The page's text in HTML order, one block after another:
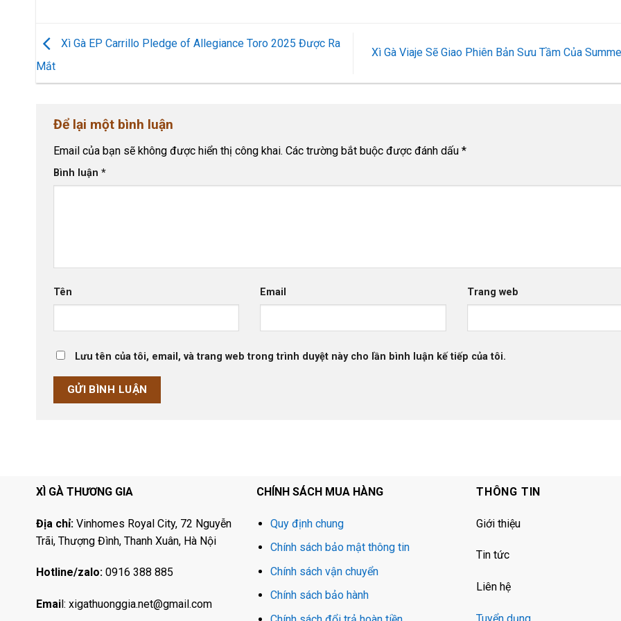
Xì Gà EP Carrillo Pledge of Allegiance Toro 2025 Được Ra
Mắt
Xì Gà Viaje Sẽ Giao Phiên Bản Sưu Tầm Của
Để lại một bình luận
Email của bạn sẽ không được hiển thị công khai. Các trường bắt buộc được đánh dấu *
Bình luận *
Tên Email Trang web
Lưu tên của tôi, email, và trang web trong trình duyệt này cho lần bình luận kế tiếp của tôi.
XÌ GÀ THƯƠNG GIA
Địa chỉ: Vinhomes Royal City, 72 Nguyễn
Trãi, Thượng Đình, Thanh Xuân, Hà Nội
Hotline/zalo: 0916 388 885
Email: xigathuonggia.net@gmail.com
CHÍNH SÁCH MUA HÀNG
Quy định chung
Chính sách bảo mật thông tin
Chính sách vận chuyển
Chính sách bảo hành
THÔNG TIN
Giới thiệu
Tin tức
Liên hệ